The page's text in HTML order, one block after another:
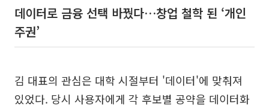
데이터로 금융 선택 바꿨다…창업 철학 된 ‘개인
주권’
김 대표의 관심은 대학 시절부터 '데이터'에 맞춰져
있었다. 당시 사용자에게 각 후보별 공약을 데이터화